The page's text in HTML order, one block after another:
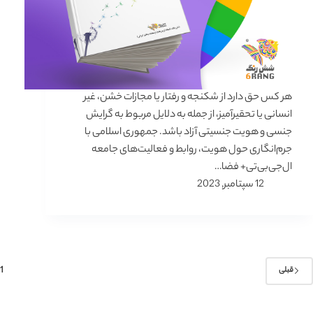
هر کس حق دارد از شکنجه و رفتار یا مجازات خشن، غیر
انسانی یا تحقیرآمیز، از جمله به دلایل مربوط به گرایش
جنسی و هویت جنسیتی آزاد باشد. جمهوری اسلامی با
جرم‌انگاری حول هویت، روابط و فعالیت‌های جامعه
ال‌جی‌بی‌تی+ فضا…
12 سپتامبر, 2023
قبلی 1